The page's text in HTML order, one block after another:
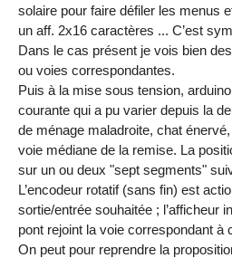
solaire pour faire défiler les menus
un aff. 2x16 caractères ... C’est
Dans le cas présent je vois bien
ou voies correspondantes.
Puis à la mise sous tension,
courante qui a pu varier depuis la
de ménage maladroite, chat
voie médiane de la remise. La
sur un ou deux "sept segments"
L’encodeur rotatif (sans fin) est
sortie/entrée souhaitée ; l’afficheur
pont rejoint la voie correspondant à
On peut pour reprendre la